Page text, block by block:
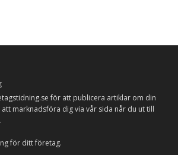
för att publicera artiklar om din
marknadsföra dig via vår sida når du ut till
för ditt företag.